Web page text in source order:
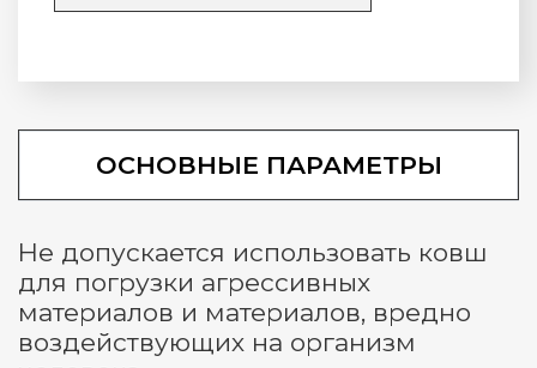
ОСНОВНЫЕ ПАРАМЕТРЫ
Не допускается использовать ковш
для погрузки агрессивных
материалов и материалов, вредно
воздействующих на организм